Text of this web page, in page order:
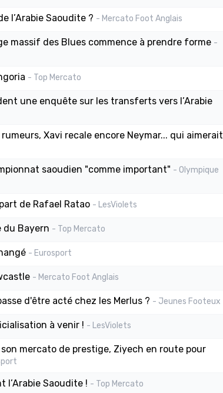
l’Arabie Saoudite ? - Mercato Foot Anglais
massif des Blues commence à prendre forme -
- Top Mercato
une enquête sur les transferts vers l’Arabie
Xavi recale encore Neymar... qui aimerait
saoudien "comme important" - Olympique
de Rafael Ratao - LesViolets
du Bayern - Top Mercato
- Eurosport
- Mercato Foot Anglais
d'être acté chez les Merlus ? - Jeunes Footeux
à venir ! - LesViolets
mercato de prestige, Ziyech en route pour
l’Arabie Saoudite ! - Top Mercato